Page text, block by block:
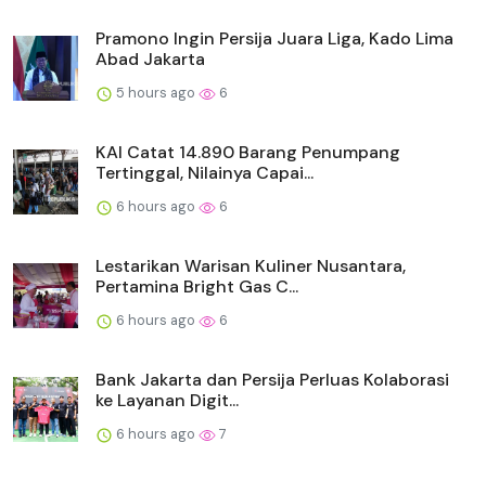
Pramono Ingin Persija Juara Liga, Kado Lima
Abad Jakarta
5 hours ago 6
KAI Catat 14.890 Barang Penumpang
Tertinggal, Nilainya Capai...
6 hours ago 6
Lestarikan Warisan Kuliner Nusantara,
Pertamina Bright Gas C...
6 hours ago 6
Bank Jakarta dan Persija Perluas Kolaborasi
ke Layanan Digit...
6 hours ago 7